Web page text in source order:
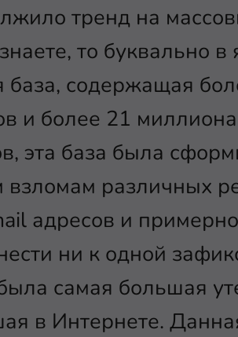
тренд на
то буквально в
содержащая
и более 21
эта база была
различных
адресов и
ни к одной
самая большая
в Интернете.